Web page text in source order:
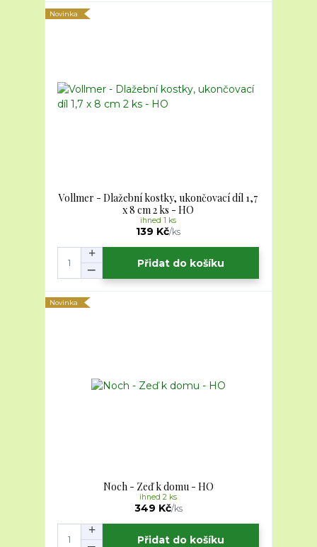
Novinka
Vollmer - Dlažební kostky, ukončovací díl 1,7
x 8 cm 2 ks - HO
139 Kč/ks
ihned 1 ks
Přidat do košíku
Novinka
Noch - Zeď k domu - HO
349 Kč/ks
ihned 2 ks
Přidat do košíku